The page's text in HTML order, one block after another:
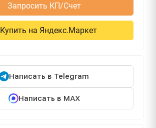
Запросить КП/Счет
Купить на Яндекс.Маркет
Написать в Telegram
Написать в MAX